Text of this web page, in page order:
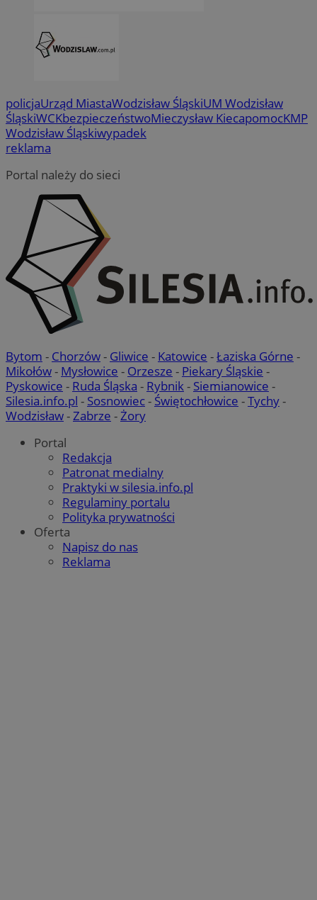
policjaUrząd MiastaWodzisław ŚląskiUM Wodzisław
ŚląskiWCKbezpieczeństwoMieczysław KiecapomocKMP
Wodzisław Śląskiwypadek
reklama
Portal należy do sieci
Bytom - Chorzów- Gliwice - Katowice -Łaziska Górne -
Mikołów- Mysłowice - Orzesze - Piekary Śląskie -
Pyskowice - Ruda Śląska - Rybnik- Siemianowice -
Silesia.info.pl - Sosnowiec- Świętochłowice -Tychy-
Wodzisław-Zabrze -Żory
Portal
Redakcja
Patronat medialny
Praktyki w silesia.info.pl
Regulaminy portalu
Polityka prywatności
Oferta
Napisz do nas
Reklama